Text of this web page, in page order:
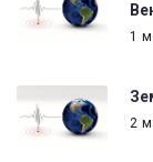
1
2